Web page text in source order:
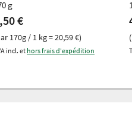
g
€
170g / 1 kg = 20,59 €)
incl. ethors frais d'expédition